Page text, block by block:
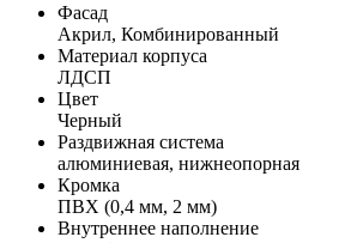
Фасад
Акрил, Комбинированный
Материал корпуса
ЛДСП
Цвет
Черный
Раздвижная система
алюминиевая, нижнеопорная
Кромка
ПВХ (0,4 мм, 2 мм)
Внутреннее наполнение